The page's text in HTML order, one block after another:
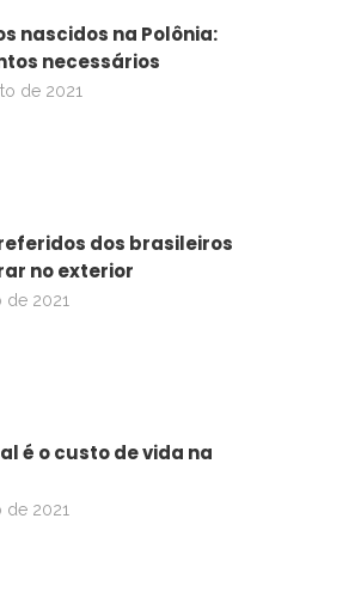
nascidos na Polônia:
necessários
de 2021
dos brasileiros
no exterior
de 2021
é o custo de vida na
de 2021